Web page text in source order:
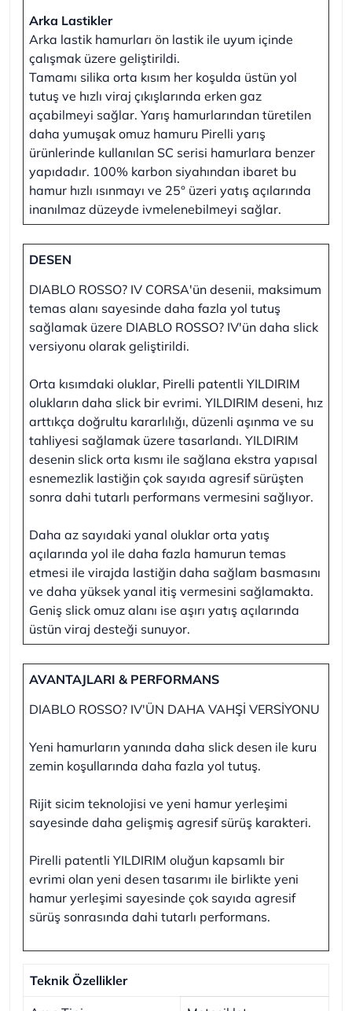
Arka Lastikler
Arka lastik hamurları ön lastik ile uyum içinde
çalışmak üzere geliştirildi.
Tamamı silika orta kısım her koşulda üstün yol
tutuş ve hızlı viraj çıkışlarında erken gaz
açabilmeyi sağlar. Yarış hamurlarından türetilen
daha yumuşak omuz hamuru Pirelli yarış
ürünlerinde kullanılan SC serisi hamurlara benzer
yapıdadır. 100% karbon siyahından ibaret bu
hamur hızlı ısınmayı ve 25° üzeri yatış açılarında
inanılmaz düzeyde ivmelenebilmeyi sağlar.
DESEN
DIABLO ROSSO? IV CORSA'ün desenii, maksimum
temas alanı sayesinde daha fazla yol tutuş
sağlamak üzere DIABLO ROSSO? IV'ün daha slick
versiyonu olarak geliştirildi.
Orta kısımdaki oluklar, Pirelli patentli YILDIRIM
olukların daha slick bir evrimi. YILDIRIM deseni, hız
arttıkça doğrultu kararlılığı, düzenli aşınma ve su
tahliyesi sağlamak üzere tasarlandı. YILDIRIM
desenin slick orta kısmı ile sağlana ekstra yapısal
esnemezlik lastiğin çok sayıda agresif sürüşten
sonra dahi tutarlı performans vermesini sağlıyor.
Daha az sayıdaki yanal oluklar orta yatış
açılarında yol ile daha fazla hamurun temas
etmesi ile virajda lastiğin daha sağlam basmasını
ve daha yüksek yanal itiş vermesini sağlamakta.
Geniş slick omuz alanı ise aşırı yatış açılarında
üstün viraj desteği sunuyor.
AVANTAJLARI & PERFORMANS
DIABLO ROSSO? IV'ÜN DAHA VAHŞİ VERSİYONU
Yeni hamurların yanında daha slick desen ile kuru
zemin koşullarında daha fazla yol tutuş.
Rijit sicim teknolojisi ve yeni hamur yerleşimi
sayesinde daha gelişmiş agresif sürüş karakteri.
Pirelli patentli YILDIRIM oluğun kapsamlı bir
evrimi olan yeni desen tasarımı ile birlikte yeni
hamur yerleşimi sayesinde çok sayıda agresif
sürüş sonrasında dahi tutarlı performans.
Teknik Özellikler